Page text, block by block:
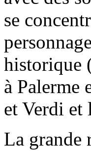
se
historique
à Palerme
et Verdi et
La grande